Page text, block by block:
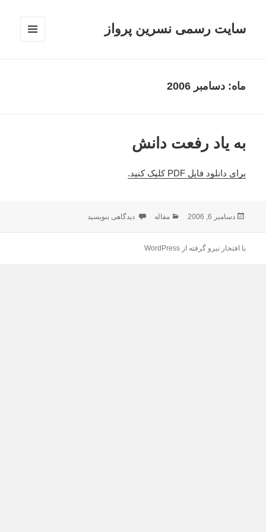
سایت رسمی نسرین پرواز
ماه:دسامبر 2006
به یاد رفعت دانش
برای دانلود فایل PDF کلیک کنید.
ارسال
دسامبر 6, 2006 دسته‌ها
مقاله برای به یاد رفعت دانش
دیدگاهی بنویسید
با افتخار نیرو گرفته از WordPress